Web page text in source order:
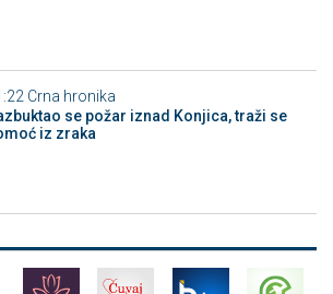
Crna hronika
se požar iznad Konjica, traži se
iz zraka